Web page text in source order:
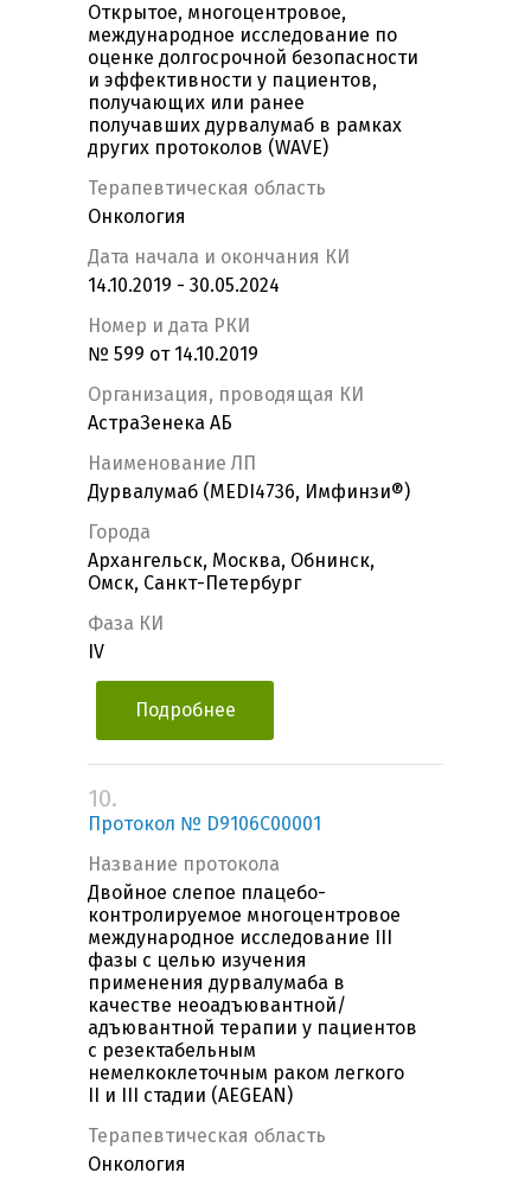
Открытое, многоцентровое,
международное исследование по
оценке долгосрочной безопасности
и эффективности у пациентов,
получающих или ранее
получавших дурвалумаб в рамках
других протоколов (WAVE)
Терапевтическая область
Онкология
Дата начала и окончания КИ
14.10.2019 - 30.05.2024
Номер и дата РКИ
№ 599 от 14.10.2019
Организация, проводящая КИ
АстраЗенека АБ
Наименование ЛП
Дурвалумаб (MEDI4736, Имфинзи®)
Города
Архангельск, Москва, Обнинск,
Омск, Санкт-Петербург
Фаза КИ
IV
Подробнее
10.
Протокол № D9106C00001
Название протокола
Двойное слепое плацебо-
контролируемое многоцентровое
международное исследование III
фазы с целью изучения
применения дурвалумаба в
качестве неоадъювантной/
адъювантной терапии у пациентов
с резектабельным
немелкоклеточным раком легкого
II и III стадии (AEGEAN)
Терапевтическая область
Онкология